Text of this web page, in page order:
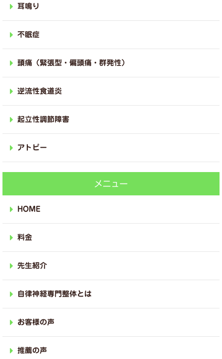
耳鳴り
不眠症
頭痛（緊張型・偏頭痛・群発性）
逆流性食道炎
起立性調節障害
アトピー
メニュー
HOME
料金
先生紹介
自律神経専門整体とは
お客様の声
推薦の声